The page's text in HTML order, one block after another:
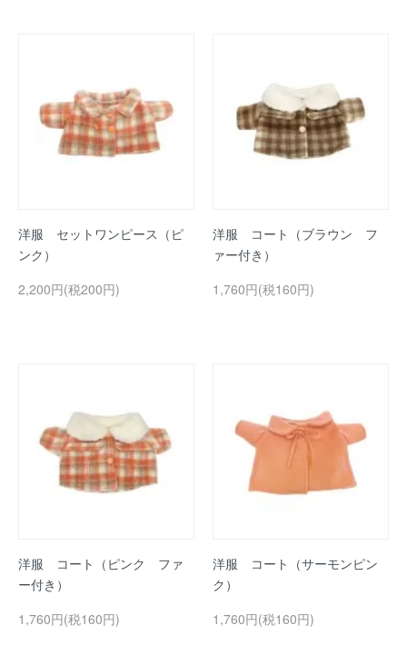
洋服 セットワンピース（ピ
ンク）
2,200円(税200円)
洋服 コート（ブラウン フ
ァー付き）
1,760円(税160円)
洋服 コート（ピンク ファ
ー付き）
1,760円(税160円)
洋服 コート（サーモンピン
ク）
1,760円(税160円)